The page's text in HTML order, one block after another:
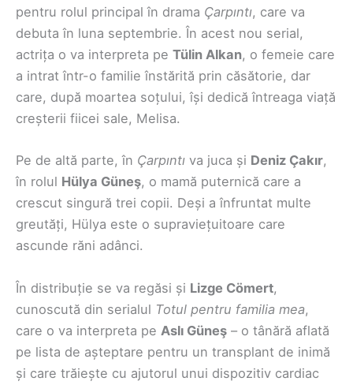
pentru rolul principal în drama Çarpıntı, care va
debuta în luna septembrie. În acest nou serial,
actrița o va interpreta pe Tülin Alkan, o femeie care
a intrat într-o familie înstărită prin căsătorie, dar
care, după moartea soțului, își dedică întreaga viață
creșterii fiicei sale, Melisa.
Pe de altă parte, în Çarpıntı va juca și Deniz Çakır,
în rolul Hülya Güneş, o mamă puternică care a
crescut singură trei copii. Deși a înfruntat multe
greutăți, Hülya este o supraviețuitoare care
ascunde răni adânci.
În distribuție se va regăsi și Lizge Cömert,
cunoscută din serialul Totul pentru familia mea,
care o va interpreta pe Aslı Güneş – o tânără aflată
pe lista de așteptare pentru un transplant de inimă
și care trăiește cu ajutorul unui dispozitiv cardiac